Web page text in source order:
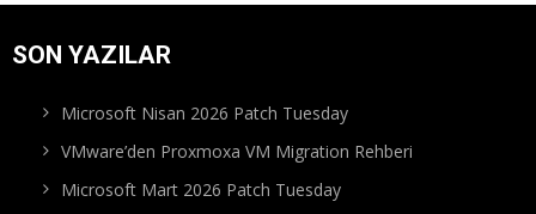
SON YAZILAR
Microsoft Nisan 2026 Patch Tuesday
VMware’den Proxmoxa VM Migration Rehberi
Microsoft Mart 2026 Patch Tuesday